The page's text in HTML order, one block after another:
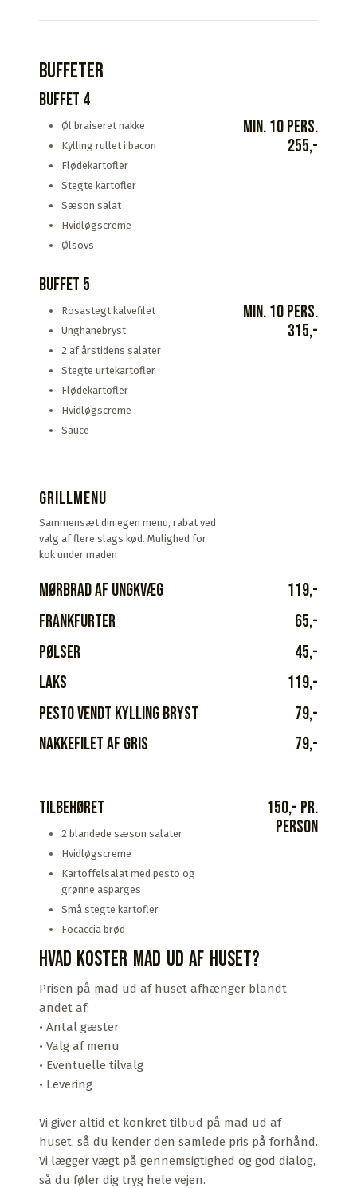
Buffeter​
Buffet 4
Øl braiseret nakke
Kylling rullet i bacon
Flødekartofler
Stegte kartofler
Sæson salat
Hvidløgscreme
Ølsovs
min. 10 pers.
255,-
Buffet 5
Rosastegt kalvefilet
Unghanebryst
2 af årstidens salater
Stegte urtekartofler
Flødekartofler
Hvidløgscreme
Sauce
min. 10 pers.
315,-
Grillmenu
Sammensæt din egen menu, rabat ved
valg af flere slags kød. Mulighed for
kok under maden
Mørbrad af ungkvæg
119,-​
Frankfurter
65,-​
Pølser
45,-​
Laks
119,-​
Pesto vendt kylling bryst​
79,-​
Nakkefilet af gris
79,-​
Tilbehøret
2 blandede sæson salater
Hvidløgscreme
Kartoffelsalat med pesto og
grønne asparges
Små stegte kartofler
Focaccia brød
150,- pr.
person​
Hvad koster mad ud af huset?
Prisen på mad ud af huset afhænger blandt
andet af:
• Antal gæster
• Valg af menu
• Eventuelle tilvalg
• Levering
Vi giver altid et konkret tilbud på mad ud af
huset, så du kender den samlede pris på forhånd.
Vi lægger vægt på gennemsigtighed og god dialog,
så du føler dig tryg hele vejen.